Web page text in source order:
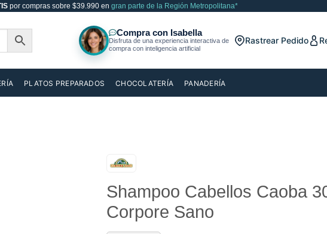
por compras sobre $39.990 en gran parte de la Región Metropolitana*
Rastrear Pedido
PLATOS PREPARADOS CHOCOLATERÍA PANADERÍA
Shampoo Cabellos Caoba
Corpore Sano